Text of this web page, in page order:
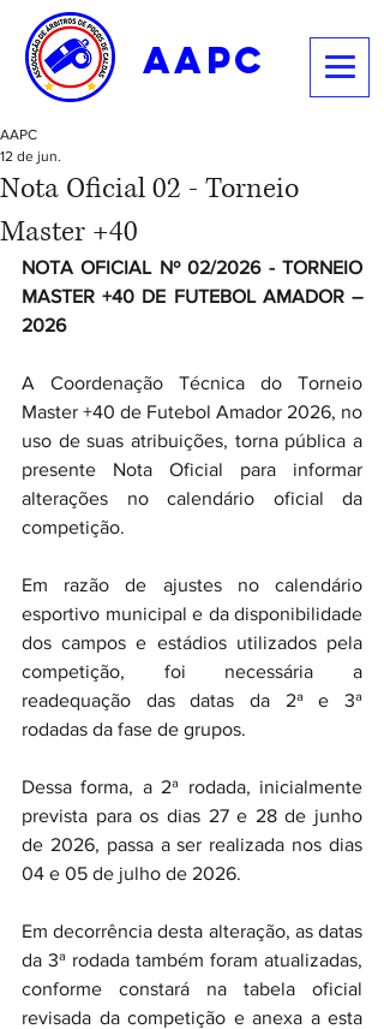
aapc
Nota Oficial 02 - Torneio
Master +40
AAPC
12 de jun.
NOTA OFICIAL Nº 02/2026 - TORNEIO
MASTER +40 DE FUTEBOL AMADOR –
2026
A Coordenação Técnica do Torneio
Master +40 de Futebol Amador 2026, no
uso de suas atribuições, torna pública a
presente Nota Oficial para informar
alterações no calendário oficial da
competição.
Em razão de ajustes no calendário
esportivo municipal e da disponibilidade
dos campos e estádios utilizados pela
competição, foi necessária a
readequação das datas da 2ª e 3ª
rodadas da fase de grupos.
Dessa forma, a 2ª rodada, inicialmente
prevista para os dias 27 e 28 de junho
de 2026, passa a ser realizada nos dias
04 e 05 de julho de 2026.
Em decorrência desta alteração, as datas
da 3ª rodada também foram atualizadas,
conforme constará na tabela oficial
revisada da competição e anexa a esta